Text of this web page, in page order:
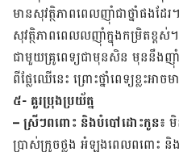
មាន​សុវត្ថិភាព​ពេល​ញ៉ាំ​ជា​ថ្នាំ​ផង​ដែ
សុវត្ថិភាព​ពេលល​ញ៉ាំ​ក្នុង​កម្រិត​ខ្ព
ជាមួយ​គ្រូពេទ្យ​ជាមុន​សិន មុន​នឹង​ញ៉ាំ​
ពី​ផ្លែ​ឈើ​នេះ​ ព្រោះ​ថ្នាំ​ពេទ្យ​ខ្លះ​អា
៥- គួរ​ប្រុង​ប្រយ័ត្ន
– ស្រីៗ​ពពោះ​ និង​បំបៅ​ដោះ​កូន៖
ប្រាស់​ក្រូចថ្លុង​ ​អំឡុង​ពេល​ពពោះ